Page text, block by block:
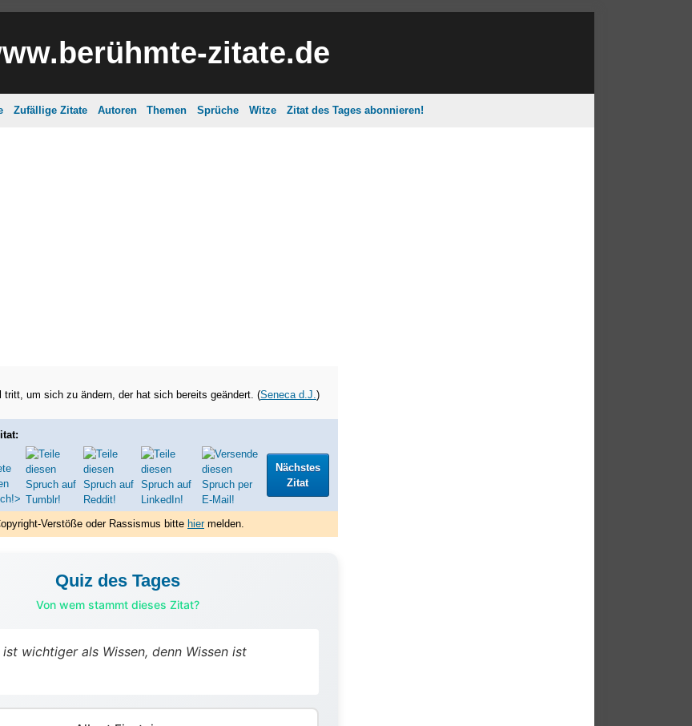
zitate.de
Zufällige Zitate Autoren Themen Sprüche Witze Zitat des Tages abonnieren!
tritt, um sich zu ändern, der hat sich bereits geändert. (Seneca d.J. )
Nächstes
Zitat
Verstöße oder Rassismus bitte hiermelden.
Quiz des Tages
Von wem stammt dieses Zitat?
ist wichtiger als Wissen, denn Wissen ist